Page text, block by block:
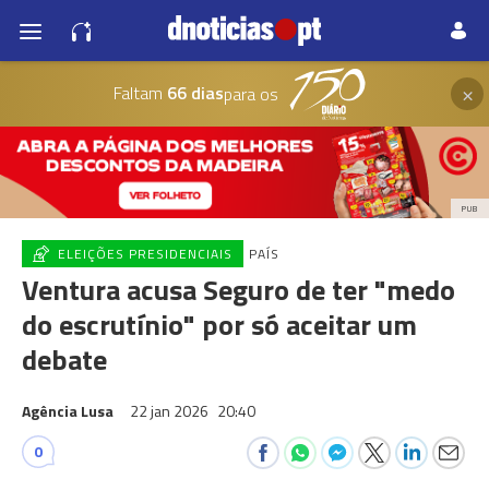
Faltam 66 diaspara os ×
PUB
ELEIÇÕES PRESIDENCIAIS PAÍS
Ventura acusa Seguro de ter "medo
do escrutínio" por só aceitar um
debate
Agência Lusa 22 jan 2026 20:40
0